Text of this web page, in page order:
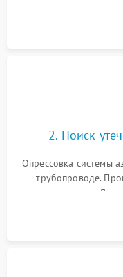
считывание
2. Поиск
Опрессовка системы
трубопроводе.
течеискателем.
продувка